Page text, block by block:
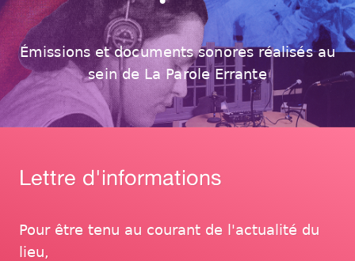
Émissions et documents sonores réalisés au
sein de La Parole Errante
Lettre d'informations
Pour être tenu au courant de l'actualité du
lieu,